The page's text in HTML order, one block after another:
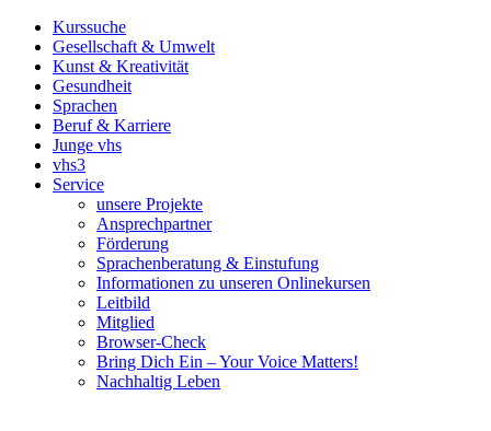
Kurssuche
Gesellschaft & Umwelt
Kunst & Kreativität
Gesundheit
Sprachen
Beruf & Karriere
Junge vhs
vhs3
Service
unsere Projekte
Ansprechpartner
Förderung
Sprachenberatung & Einstufung
Informationen zu unseren Onlinekursen
Leitbild
Mitglied
Browser-Check
Bring Dich Ein – Your Voice Matters!
Nachhaltig Leben